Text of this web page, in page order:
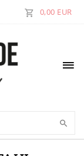
0,00 EUR